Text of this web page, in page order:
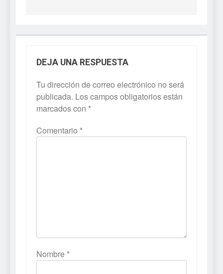
DEJA UNA RESPUESTA
Tu dirección de correo electrónico no será
publicada. Los campos obligatorios están
marcados con *
Comentario *
Nombre *